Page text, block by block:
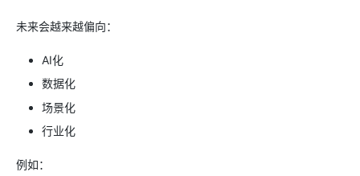
未来会越来越偏向：
AI化
数据化
场景化
行业化
例如：